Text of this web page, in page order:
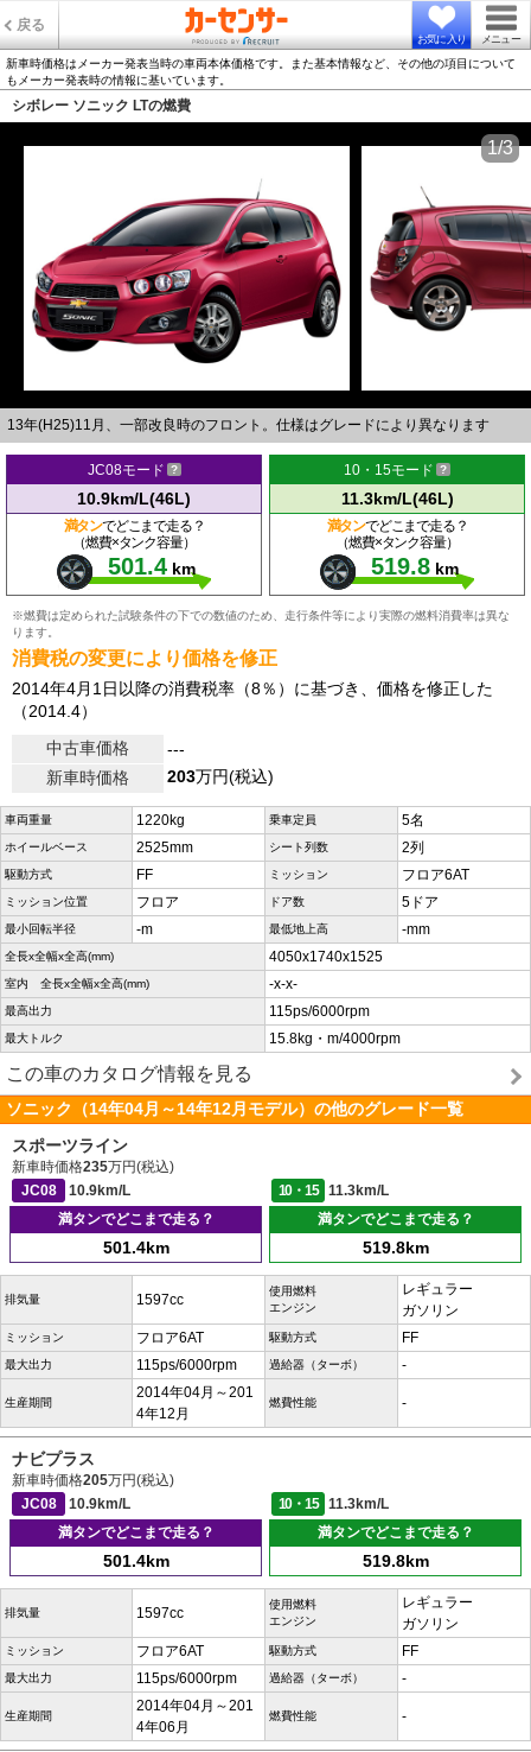
戻る
お気に入り メニュー
新車時価格はメーカー発表当時の車両本体価格です。また基本情報など、その他の項目について
もメーカー発表時の情報に基いています。
シボレー ソニック LTの燃費
13年(H25)11月、一部改良時のフロント。仕様はグレードにより異なります
1/3
JC08モード
10.9km/L(46L)
満タンでどこまで走る？
（燃費×タンク容量）
501.4 km
10・15モード
11.3km/L(46L)
満タンでどこまで走る？
（燃費×タンク容量）
519.8 km
※燃費は定められた試験条件の下での数値のため、走行条件等により実際の燃料消費率は異な
ります。
消費税の変更により価格を修正
2014年4月1日以降の消費税率（8％）に基づき、価格を修正した
（2014.4）
中古車価格
---
新車時価格
203万円(税込)
車両重量 1220kg 乗車定員 5名
ホイールベース 2525mm シート列数 2列
駆動方式 FF ミッション フロア6AT
ミッション位置 フロア ドア数 5ドア
最小回転半径 -m 最低地上高 -mm
全長x全幅x全高(mm) 4050x1740x1525
室内 全長x全幅x全高(mm) -x-x-
最高出力 115ps/6000rpm
最大トルク 15.8kg・m/4000rpm
この車のカタログ情報を見る
ソニック（14年04月～14年12月モデル）の他のグレード一覧
スポーツライン
新車時価格235万円(税込)
JC08
10.9km/L 10・15
11.3km/L
満タンでどこまで走る？
501.4km
満タンでどこまで走る？
519.8km
排気量 1597cc
使用燃料
エンジン
レギュラー
ガソリン
ミッション フロア6AT 駆動方式 FF
最大出力 115ps/6000rpm 過給器（ターボ） -
生産期間
2014年04月～201
4年12月
燃費性能 -
ナビプラス
新車時価格205万円(税込)
JC08
10.9km/L 10・15
11.3km/L
満タンでどこまで走る？
501.4km
満タンでどこまで走る？
519.8km
排気量 1597cc
使用燃料
エンジン
レギュラー
ガソリン
ミッション フロア6AT 駆動方式 FF
最大出力 115ps/6000rpm 過給器（ターボ） -
生産期間
2014年04月～201
4年06月
燃費性能 -